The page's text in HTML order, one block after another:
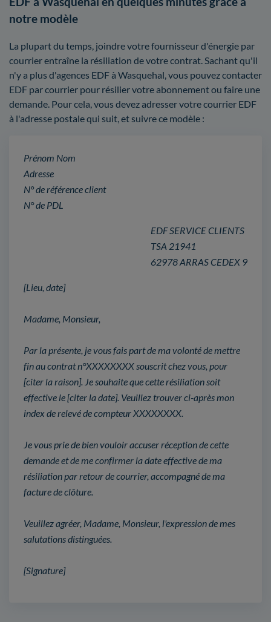
notre modèle
La plupart du temps, joindre votre fournisseur d'énergie par
courrier entraîne la résiliation de votre contrat. Sachant qu'il
n'y a plus d'agences EDF à Wasquehal, vous pouvez contacter
EDF par courrier pour résilier votre abonnement ou faire une
demande. Pour cela, vous devez adresser votre courrier EDF
à l'adresse postale qui suit, et suivre ce modèle :
Prénom Nom
Adresse
N° de référence client
N° de PDL
EDF SERVICE CLIENTS
TSA 21941
62978 ARRAS CEDEX 9
[Lieu, date]
Madame, Monsieur,
Par la présente, je vous fais part de ma volonté de mettre
fin au contrat n°XXXXXXXX souscrit chez vous, pour
[citer la raison]. Je souhaite que cette résiliation soit
effective le [citer la date]. Veuillez trouver ci-après mon
index de relevé de compteur XXXXXXXX.
Je vous prie de bien vouloir accuser réception de cette
demande et de me confirmer la date effective de ma
résiliation par retour de courrier, accompagné de ma
facture de clôture.
Veuillez agréer, Madame, Monsieur, l'expression de mes
salutations distinguées.
[Signature]